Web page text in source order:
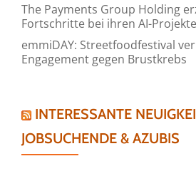
The Payments Group Holding
Fortschritte bei ihren AI-
emmiDAY: Streetfoodfestival
Engagement gegen Brustkrebs
INTERESSANTE
JOBSUCHENDE & AZUBIS